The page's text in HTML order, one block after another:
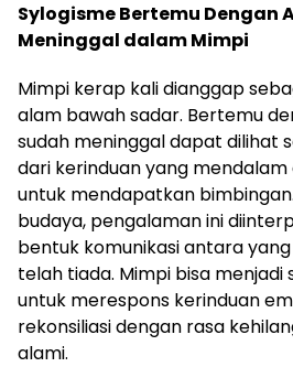
Sylogisme Bertemu Dengan
Meninggal dalam Mimpi
Mimpi kerap kali dianggap
alam bawah sadar. Bertemu
sudah meninggal dapat dilihat
dari kerinduan yang
untuk mendapatkan
budaya, pengalaman ini
bentuk komunikasi antara
telah tiada. Mimpi bisa menjadi
untuk merespons kerinduan
rekonsiliasi dengan rasa
alami.